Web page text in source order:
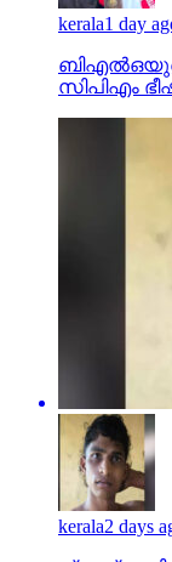
kerala1 day
സിപിഎം
kerala2 days